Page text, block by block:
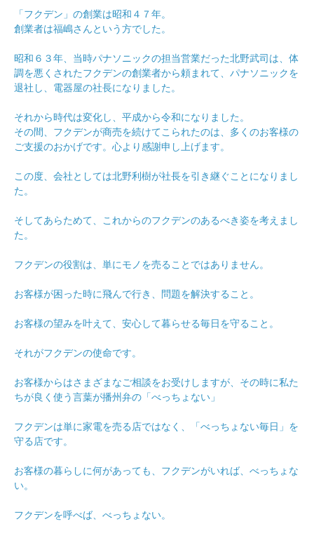
「フクデン」の創業は昭和４７年。
創業者は福嶋さんという方でした。
昭和６３年、当時パナソニックの担当営業だった北野武司は、体
調を悪くされたフクデンの創業者から頼まれて、パナソニックを
退社し、電器屋の社長になりました。
それから時代は変化し、平成から令和になりました。
その間、フクデンが商売を続けてこられたのは、多くのお客様の
ご支援のおかげです。心より感謝申し上げます。
この度、会社としては北野利樹が社長を引き継ぐことになりまし
た。
そしてあらためて、これからのフクデンのあるべき姿を考えまし
た。
フクデンの役割は、単にモノを売ることではありません。
お客様が困った時に飛んで行き、問題を解決すること。
お客様の望みを叶えて、安心して暮らせる毎日を守ること。
それがフクデンの使命です。
お客様からはさまざまなご相談をお受けしますが、その時に私た
ちが良く使う言葉が播州弁の「べっちょない」
フクデンは単に家電を売る店ではなく、「べっちょない毎日」を
守る店です。
お客様の暮らしに何があっても、フクデンがいれば、べっちょな
い。
フクデンを呼べば、べっちょない。